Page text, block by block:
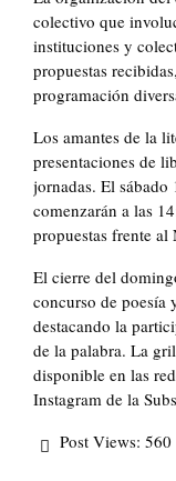
colectivo que
instituciones y
propuestas
programación
Los amantes de la
presentaciones de
jornadas. El
comenzarán a las
propuestas frente al
El cierre del
concurso de poesía
destacando la
de la palabra. La
disponible en las
Instagram de la
Post Views: 560